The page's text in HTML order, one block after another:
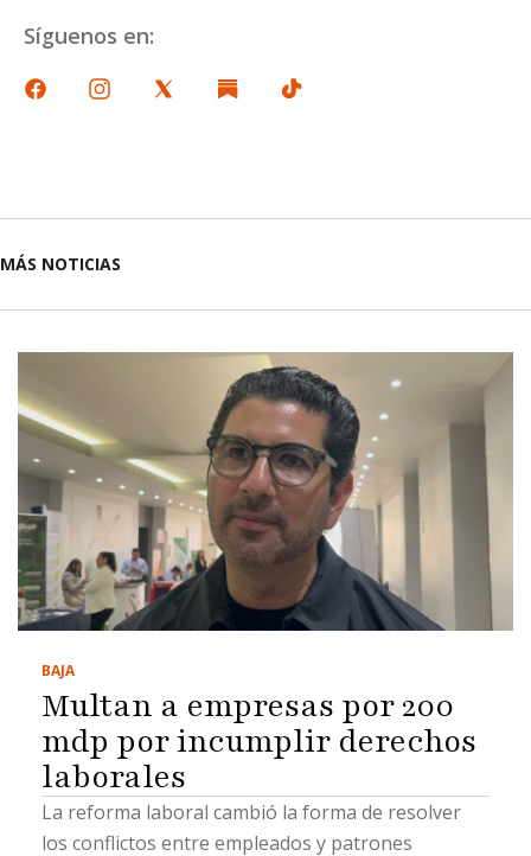
Síguenos en:
MÁS NOTICIAS
BAJA
Multan a empresas por 200
mdp por incumplir derechos
laborales
La reforma laboral cambió la forma de resolver
los conflictos entre empleados y patrones